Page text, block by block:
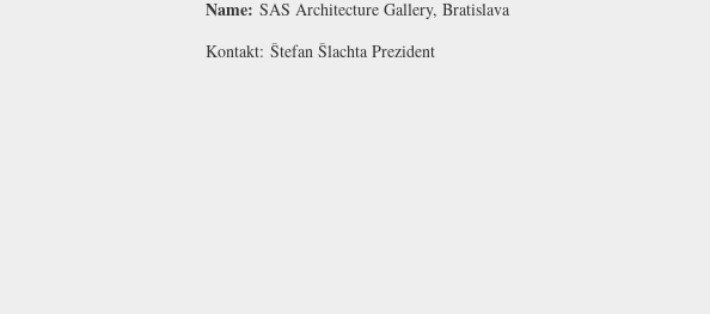
Name: SAS Architecture Gallery, Bratislava
Kontakt: Štefan Šlachta Prezident